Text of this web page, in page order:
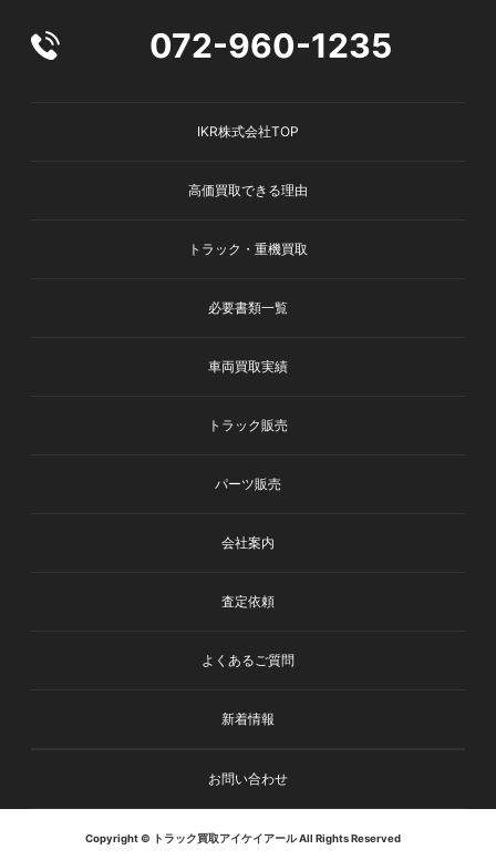
072-960-1235
IKR株式会社TOP
高価買取できる理由
トラック・重機買取
必要書類一覧
車両買取実績
トラック販売
パーツ販売
会社案内
査定依頼
よくあるご質問
新着情報
お問い合わせ
Copyright © トラック買取アイケイアール All Rights Reserved